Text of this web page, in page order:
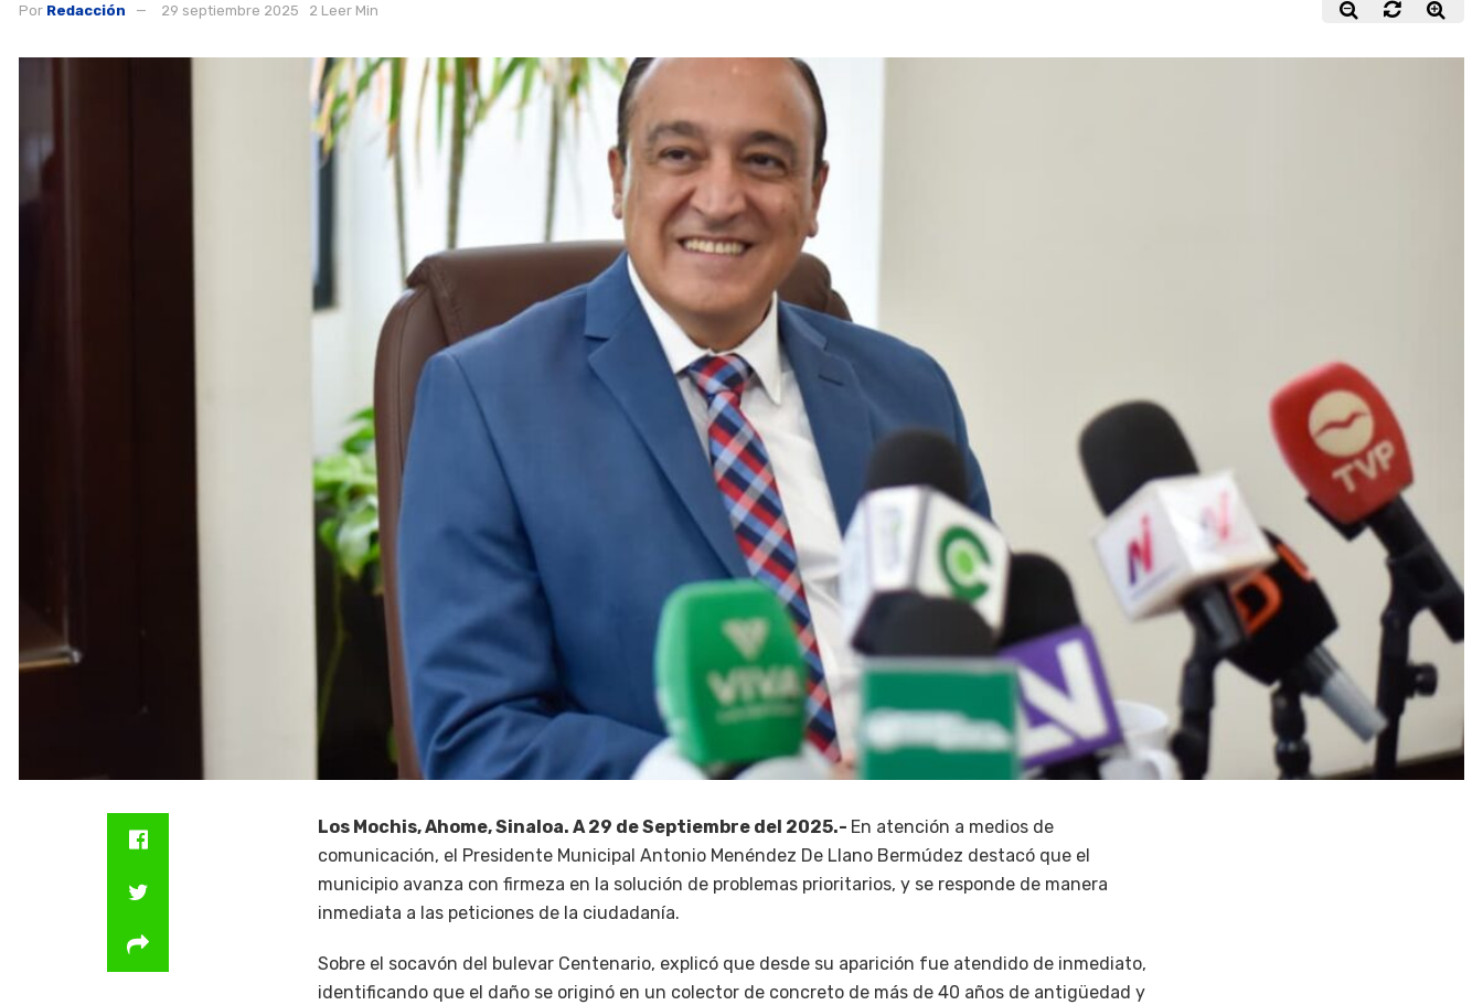
Por Redacción 29 septiembre 2025 2 Leer Min
Los Mochis, Ahome, Sinaloa. A 29 de Septiembre del 2025.- En atención a medios de
comunicación, el Presidente Municipal Antonio Menéndez De Llano Bermúdez destacó que el
municipio avanza con firmeza en la solución de problemas prioritarios, y se responde de manera
inmediata a las peticiones de la ciudadanía.
Sobre el socavón del bulevar Centenario, explicó que desde su aparición fue atendido de inmediato,
identificando que el daño se originó en un colector de concreto de más de 40 años de antigüedad y